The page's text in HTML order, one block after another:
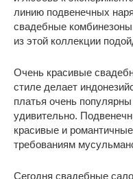
линию подвенечных
свадебные
из этой коллекции
Очень красивые
стиле делает
платья очень
удивительно.
красивые и
требованиям
Сегодня свадебные